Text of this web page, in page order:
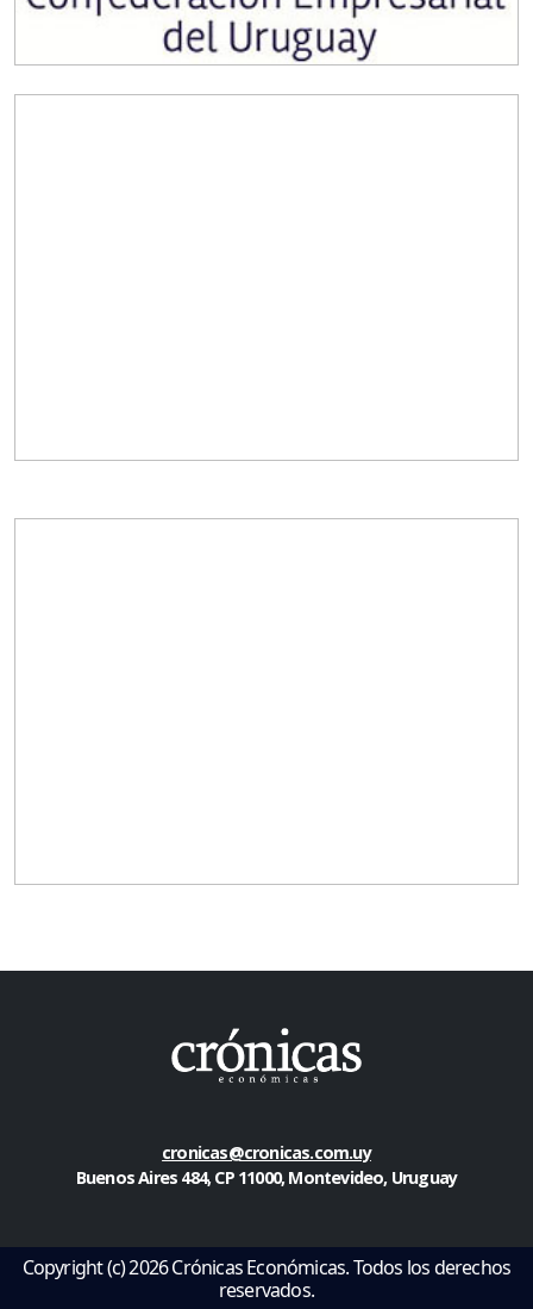
cronicas@cronicas.com.uy
Buenos Aires 484, CP 11000, Montevideo, Uruguay
Copyright (c) 2026 Crónicas Económicas. Todos los derechos
reservados.